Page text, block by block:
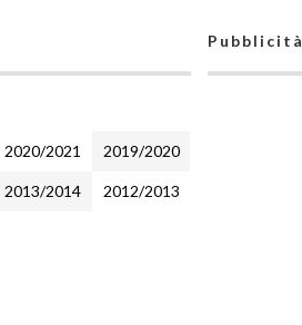
2020/2021 2019/2020
2013/2014 2012/2013
Pubblicità